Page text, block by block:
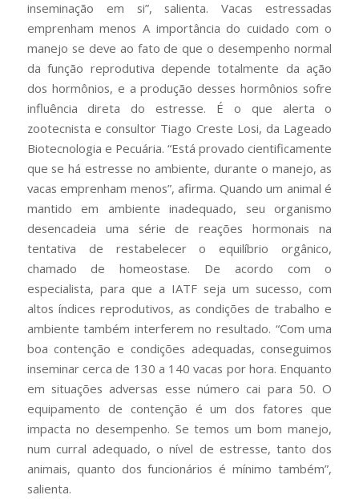
inseminação em si”, salienta. Vacas estressadas
emprenham menos A importância do cuidado com o
manejo se deve ao fato de que o desempenho normal
da função reprodutiva depende totalmente da ação
dos hormônios, e a produção desses hormônios sofre
influência direta do estresse. É o que alerta o
zootecnista e consultor Tiago Creste Losi, da Lageado
Biotecnologia e Pecuária. “Está provado cientificamente
que se há estresse no ambiente, durante o manejo, as
vacas emprenham menos”, afirma. Quando um animal é
mantido em ambiente inadequado, seu organismo
desencadeia uma série de reações hormonais na
tentativa de restabelecer o equilíbrio orgânico,
chamado de homeostase. De acordo com o
especialista, para que a IATF seja um sucesso, com
altos índices reprodutivos, as condições de trabalho e
ambiente também interferem no resultado. “Com uma
boa contenção e condições adequadas, conseguimos
inseminar cerca de 130 a 140 vacas por hora. Enquanto
em situações adversas esse número cai para 50. O
equipamento de contenção é um dos fatores que
impacta no desempenho. Se temos um bom manejo,
num curral adequado, o nível de estresse, tanto dos
animais, quanto dos funcionários é mínimo também”,
salienta.